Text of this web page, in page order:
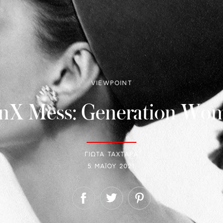
VIEWPOINT
Mess: Generation
ΓΙΩΤΑ ΤΑΧΤΑΡΑ
5 ΜΑΪ́ΟΥ 2021